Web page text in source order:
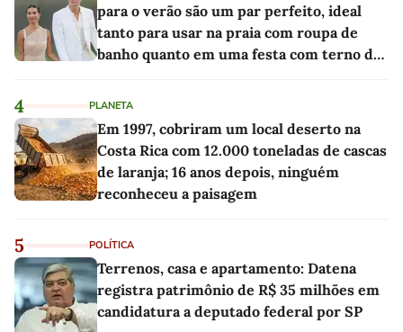
para o verão são um par perfeito, ideal
tanto para usar na praia com roupa de
banho quanto em uma festa com terno de
4 PLANETA
Em 1997, cobriram um local deserto na
Costa Rica com 12.000 toneladas de cascas
de laranja; 16 anos depois, ninguém
reconheceu a paisagem
5 POLÍTICA
Terrenos, casa e apartamento: Datena
registra patrimônio de R$ 35 milhões em
candidatura a deputado federal por SP